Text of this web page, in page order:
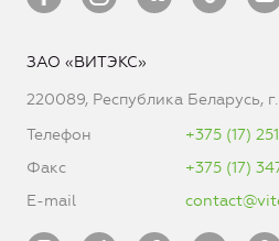
ЗАО «ВИТЭКС»
220089, Республика Беларусь,
Телефон
+375 (17)
Факс
+375 (17)
E-mail